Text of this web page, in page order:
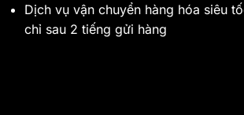
Dịch vụ vận chuyển hàng hóa siêu
chỉ sau 2 tiếng gửi hàng